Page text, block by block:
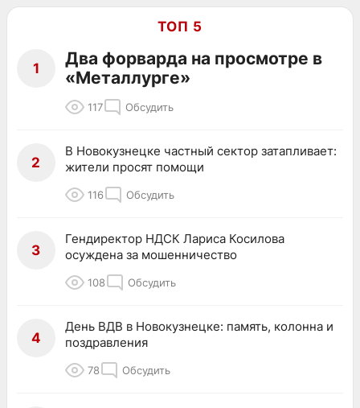
ТОП 5
1
Два форварда на просмотре в
«Металлурге»
117 Обсудить
2
В Новокузнецке частный сектор затапливает:
жители просят помощи
116 Обсудить
3
Гендиректор НДСК Лариса Косилова
осуждена за мошенничество
108 Обсудить
4
День ВДВ в Новокузнецке: память, колонна и
поздравления
78 Обсудить